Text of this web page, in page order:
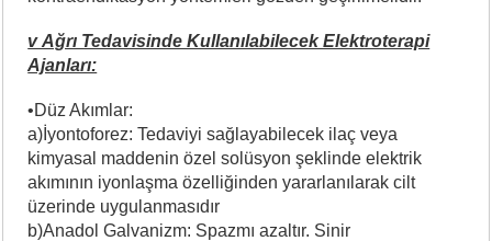
v Ağrı Tedavisinde Kullanılabilecek Elektroterapi
Ajanları:
•Düz Akımlar:
a)İyontoforez: Tedaviyi sağlayabilecek ilaç veya
kimyasal maddenin özel solüsyon şeklinde elektrik
akımının iyonlaşma özelliğinden yararlanılarak cilt
üzerinde uygulanmasıdır
b)Anadol Galvanizm: Spazmı azaltır. Sinir